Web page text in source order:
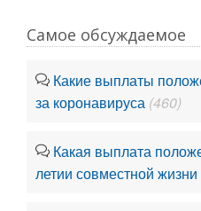
Самое обсуждаемое
Какие выплаты
за коронавируса (460)
Какая выплата
летии совместной жизни